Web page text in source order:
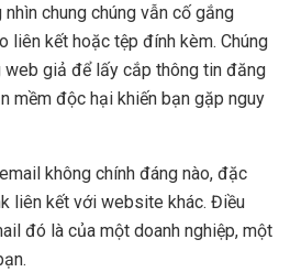
chung chúng vẫn cố gắng
liên kết hoặc tệp đính kèm. Chúng
web giả để lấy cắp thông tin đăng
mềm độc hại khiến bạn gặp nguy
không chính đáng nào, đặc
liên kết với website khác. Điều
đó là của một doanh nghiệp, một